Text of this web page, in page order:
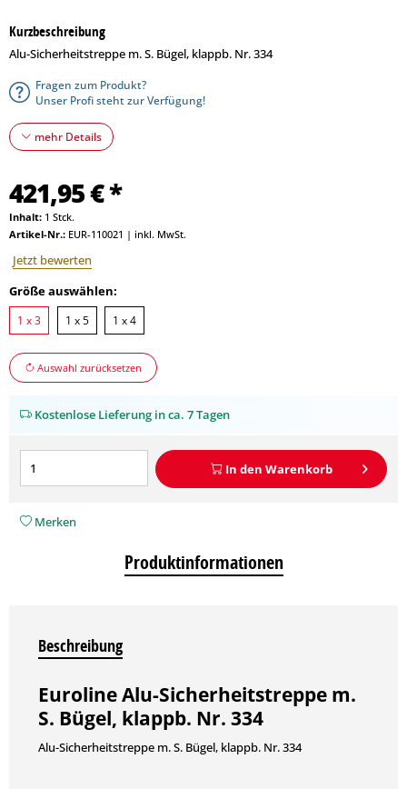
Kurzbeschreibung
Alu-Sicherheitstreppe m. S. Bügel, klappb. Nr. 334
Fragen zum Produkt?
Unser Profi steht zur Verfügung!
mehr Details
421,95 € *
Inhalt: 1 Stck.
Artikel-Nr.: EUR-110021 | inkl. MwSt.
Jetzt bewerten
Größe auswählen:
1 x 3 1 x 5 1 x 4
Auswahl zurücksetzen
Kostenlose Lieferung in ca. 7 Tagen
In den Warenkorb
Merken
Produktinformationen
Beschreibung
Euroline Alu-Sicherheitstreppe m.
S. Bügel, klappb. Nr. 334
Alu-Sicherheitstreppe m. S. Bügel, klappb. Nr. 334